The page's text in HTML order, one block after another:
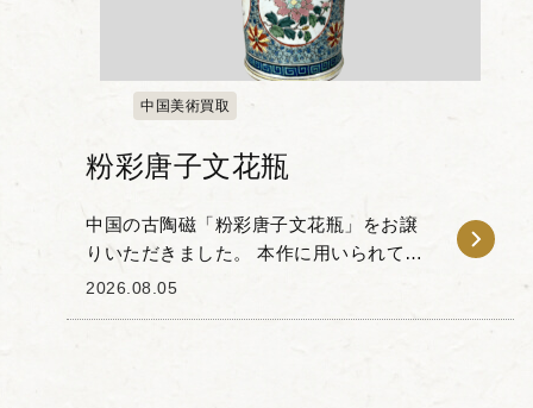
中国美術買取
粉彩唐子文花瓶
中国の古陶磁「粉彩唐子文花瓶」をお譲
りいただきました。 本作に用いられてい
る「粉彩」とは、焼成した純白の磁器に
2026.08.05